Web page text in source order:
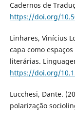
Cadernos de
https://doi.org/
Linhares, Vinícius
capa como
literárias.
https://doi.org/
Lucchesi, Dante.
polarização